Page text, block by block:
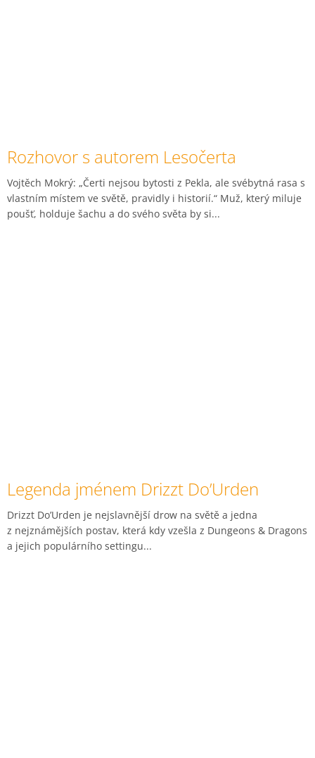
Rozhovor s autorem Lesočerta
Vojtěch Mokrý: „Čerti nejsou bytosti z Pekla, ale svébytná rasa s
vlastním místem ve světě, pravidly i historií.“ Muž, který miluje
poušť, holduje šachu a do svého světa by si...
Legenda jménem Drizzt Do’Urden
Drizzt Do’Urden je nejslavnější drow na světě a jedna
z nejznámějších postav, která kdy vzešla z Dungeons & Dragons
a jejich populárního settingu...